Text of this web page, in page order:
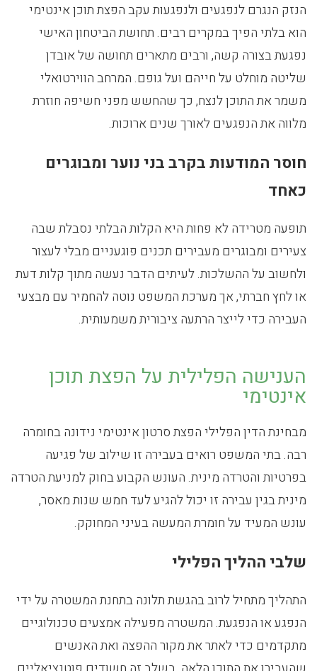
הנזק הנגרם לנפגעים ולנפגעות עקב הפצת תוכן אינטימי
הוא בלתי הפיך במקרים רבים. תחושת הביטחון האישי
נפגעת בצורה קשה, ורבים מתארים תחושה של אובדן
שליטה מוחלט על חייהם ועל גופם. המרחב הווירטואלי
משמר את התוכן לנצח, כך שהחשש מפני חשיפה חוזרת
מלווה את הנפגעים לאורך שנים ארוכות.
חוסר המודעות בקרב בני נוער ומבוגרים
כאחד
תופעה מטרידה לא פחות היא הקלות הבלתי נסבלת שבה
צעירים ומבוגרים מעבירים תכנים פוגעניים מבלי לעצור
ולחשוב על ההשלכות. לעיתים הדבר נעשה מתוך קלות דעת
או לחץ חברתי, אך מערכת המשפט נוטה להחמיר עם מבצעי
העבירה כדי לייצר הרתעה ציבורית משמעותית.
הענישה הפלילית על הפצת תוכן
אינטימי
מבחינת הדין הפלילי הפצת סרטון אינטימי נידונה בחומרה
רבה. בתי המשפט רואים בעבירה זו שילוב של פגיעה
בפרטיות והטרדה מינית. העונש הקבוע בחוק למניעת הטרדה
מינית בגין עבירה זו יכול להגיע לעד חמש שנות מאסר,
עונש המעיד על חומרת המעשה בעיני המחוקק.
שלבי ההליך הפלילי
התהליך מתחיל לרוב בהגשת תלונה בתחנת המשטרה על ידי
הנפגע או הנפגעת. המשטרה מפעילה אמצעים טכנולוגיים
מתקדמים כדי לאתר את מקור ההפצה ואת האנשים